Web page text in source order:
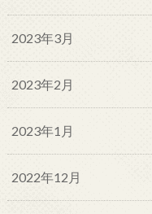
2023年3月
2023年2月
2023年1月
2022年12月